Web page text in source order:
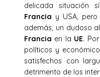
delicada situación
Francia y USA, pero
además, un dudoso
Francia en la UE.
políticos y
satisfechos con
detrimento de los